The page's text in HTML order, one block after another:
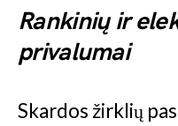
Rankinių ir
privalumai
Skardos žirklių